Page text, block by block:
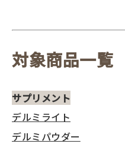
対象商品一覧
サプリメント
デルミライト
デルミパウダー